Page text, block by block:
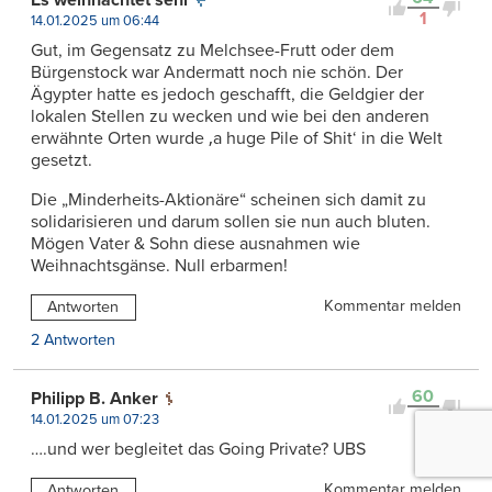
1
14.01.2025 um 06:44
Gut, im Gegensatz zu Melchsee-Frutt oder dem
Bürgenstock war Andermatt noch nie schön. Der
Ägypter hatte es jedoch geschafft, die Geldgier der
lokalen Stellen zu wecken und wie bei den anderen
erwähnte Orten wurde ‚a huge Pile of Shit‘ in die Welt
gesetzt.
Die „Minderheits-Aktionäre“ scheinen sich damit zu
solidarisieren und darum sollen sie nun auch bluten.
Mögen Vater & Sohn diese ausnahmen wie
Weihnachtsgänse. Null erbarmen!
Antworten
Kommentar melden
2 Antworten
60
0
Philipp B. Anker
14.01.2025 um 07:23
….und wer begleitet das Going Private? UBS